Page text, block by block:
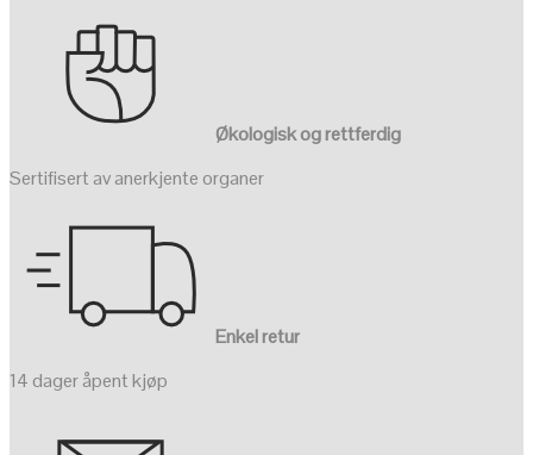
Økologisk og rettferdig
Sertifisert av anerkjente organer
Enkel retur
14 dager åpent kjøp